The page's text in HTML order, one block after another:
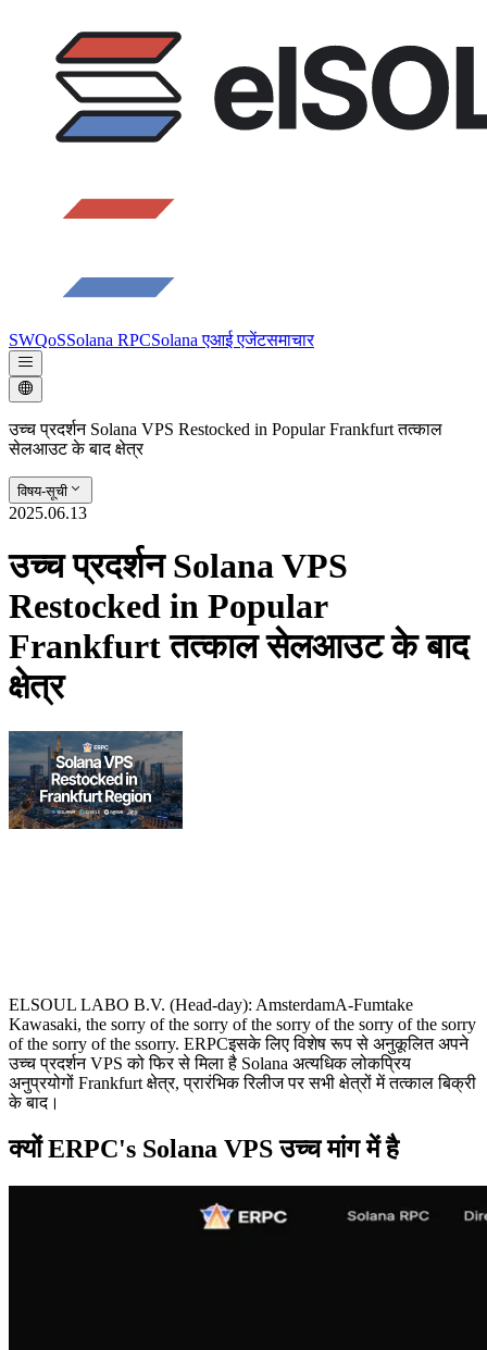
SWQoSSolana RPCSolana एआई एजेंटसमाचार
उच्च प्रदर्शन Solana VPS Restocked in Popular Frankfurt तत्काल
सेलआउट के बाद क्षेत्र
विषय-सूची
2025.06.13
उच्च प्रदर्शन Solana VPS
Restocked in Popular
Frankfurt तत्काल सेलआउट के बाद
क्षेत्र
ELSOUL LABO B.V. (Head-day): AmsterdamA-Fumtake
Kawasaki, the sorry of the sorry of the sorry of the sorry of the sorry
of the sorry of the ssorry. ERPCइसके लिए विशेष रूप से अनुकूलित अपने
उच्च प्रदर्शन VPS को फिर से मिला है Solana अत्यधिक लोकप्रिय
अनुप्रयोगों Frankfurt क्षेत्र, प्रारंभिक रिलीज पर सभी क्षेत्रों में तत्काल बिक्री
के बाद।
क्यों ERPC's Solana VPS उच्च मांग में है